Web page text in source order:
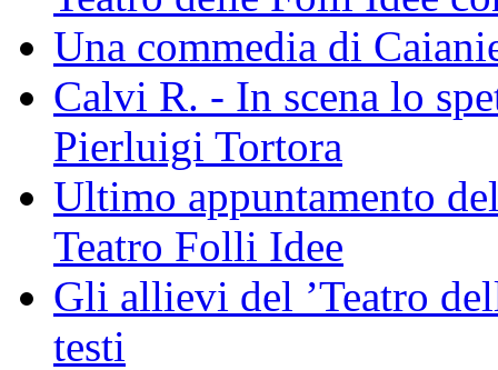
Una commedia di
Calvi R. - In scena lo
Pierluigi Tortora
Ultimo appuntamento
Teatro Folli Idee
Gli allievi del ’Teatro
testi